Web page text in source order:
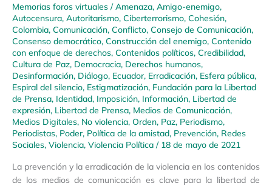
Memorias foros virtuales /Amenaza, Amigo-enemigo,
Autocensura, Autoritarismo, Ciberterrorismo, Cohesión,
Colombia, Comunicación, Conflicto, Consejo de Comunicación,
Consenso democrático, Construcción del enemigo, Contenido
con enfoque de derechos, Contenidos políticos, Credibilidad,
Cultura de Paz, Democracia, Derechos humanos,
Desinformación, Diálogo, Ecuador, Erradicación, Esfera pública,
Espiral del silencio, Estigmatización, Fundación para la Libertad
de Prensa, Identidad, Imposición, Información, Libertad de
expresión, Libertad de Prensa, Medios de Comunicación,
Medios Digitales, No violencia, Orden, Paz, Periodismo,
Periodistas, Poder, Política de la amistad, Prevención, Redes
Sociales, Violencia, Violencia Política / 18 de mayo de 2021
La prevención y la erradicación de la violencia en los contenidos
de los medios de comunicación es clave para la libertad de